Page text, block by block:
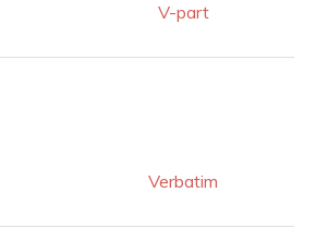
V-part
Verbatim